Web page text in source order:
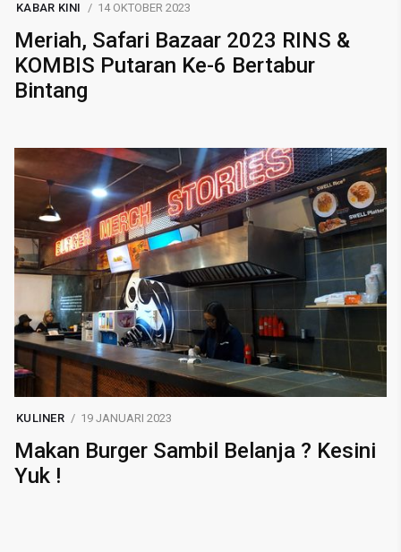
KABAR KINI 14 OKTOBER 2023
Meriah, Safari Bazaar 2023 RINS &
KOMBIS Putaran Ke-6 Bertabur
Bintang
KULINER 19 JANUARI 2023
Makan Burger Sambil Belanja ? Kesini
Yuk !